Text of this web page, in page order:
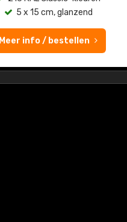
5 x 15 cm, glanzend
Meer info / bestellen